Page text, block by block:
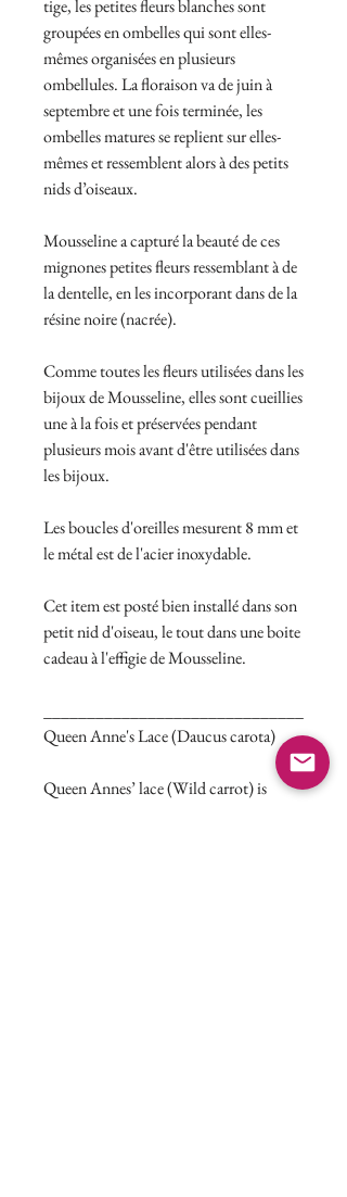
tige, les petites fleurs blanches sont
groupées en ombelles qui sont elles-
mêmes organisées en plusieurs
ombellules. La floraison va de juin à
septembre et une fois terminée, les
ombelles matures se replient sur elles-
mêmes et ressemblent alors à des petits
nids d’oiseaux.
Mousseline a capturé la beauté de ces
mignones petites fleurs ressemblant à de
la dentelle, en les incorporant dans de la
résine noire (nacrée).
Comme toutes les fleurs utilisées dans les
bijoux de Mousseline, elles sont cueillies
une à la fois et préservées pendant
plusieurs mois avant d'être utilisées dans
les bijoux.
Les boucles d'oreilles mesurent 8 mm et
le métal est de l'acier inoxydable.
Cet item est posté bien installé dans son
petit nid d'oiseau, le tout dans une boite
cadeau à l'effigie de Mousseline.
Queen Anne's Lace (Daucus carota)
Queen Annes’ lace (Wild carrot) is